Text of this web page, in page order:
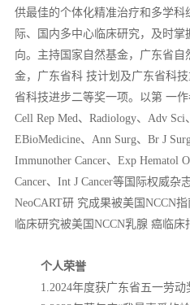
供最佳的个体化精准治疗和多学科
际、国内多中心临床研究，及时
向。主持国家自然基金，广东省
金，广东省科 技计划及广东省科
省科技进步二等奖一项。以第 一作
Cell Rep Med、Radiology、Adv Sci
EBioMedicine、Ann Surg、Br J
Immunother Cancer、Exp Hematol
Cancer、Int J Cancer等国际权威杂
NeoCART研 究成果被美国NCCN
临床研究被美国NCCN乳腺 癌临床
个人荣誉
1.2024年度获广东省五一劳动